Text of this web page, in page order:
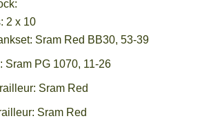
2 x 10
Sram Red BB30, 53-39
Sram PG 1070, 11-26
Sram Red
Sram Red